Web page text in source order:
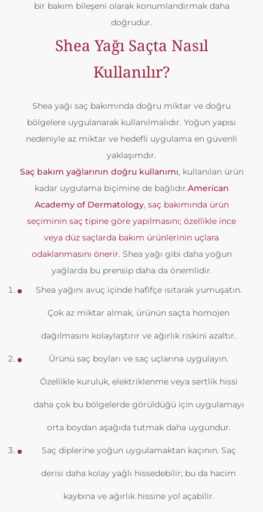
bir bakım bileşeni olarak konumlandırmak daha
doğrudur.
Shea Yağı Saçta Nasıl
Kullanılır?
Shea yağı saç bakımında doğru miktar ve doğru
bölgelere uygulanarak kullanılmalıdır. Yoğun yapısı
nedeniyle az miktar ve hedefli uygulama en güvenli
yaklaşımdır.
Saç bakım yağlarının doğru kullanımı, kullanılan ürün
kadar uygulama biçimine de bağlıdır.American
Academy of Dermatology, saç bakımında ürün
seçiminin saç tipine göre yapılmasını; özellikle ince
veya düz saçlarda bakım ürünlerinin uçlara
odaklanmasını önerir. Shea yağı gibi daha yoğun
yağlarda bu prensip daha da önemlidir.
Shea yağını avuç içinde hafifçe ısıtarak yumuşatın.
Çok az miktar almak, ürünün saçta homojen
dağılmasını kolaylaştırır ve ağırlık riskini azaltır.
Ürünü saç boyları ve saç uçlarına uygulayın.
Özellikle kuruluk, elektriklenme veya sertlik hissi
daha çok bu bölgelerde görüldüğü için uygulamayı
orta boydan aşağıda tutmak daha uygundur.
Saç diplerine yoğun uygulamaktan kaçının. Saç
derisi daha kolay yağlı hissedebilir; bu da hacim
kaybına ve ağırlık hissine yol açabilir.